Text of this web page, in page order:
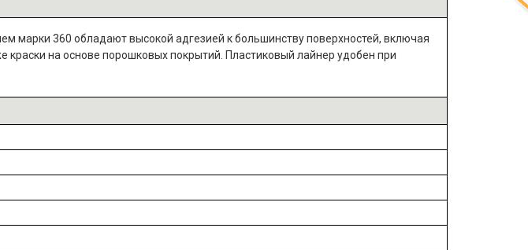
марки 360 обладают высокой адгезией к большинству поверхностей, включая
краски на основе порошковых покрытий. Пластиковый лайнер удобен при